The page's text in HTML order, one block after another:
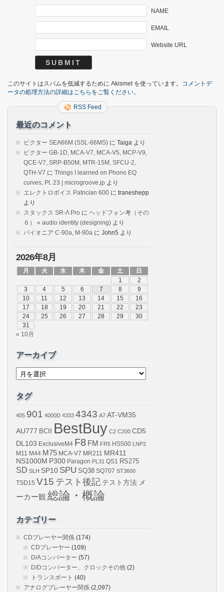
NAME
EMAIL
Website URL
このサイトはスパムを低減するために Akismet を使っています。 コメントデ
ータの処理方法の詳細はこちらをご覧ください。
RSS Feed
最近のコメント
ビクター SEA66M (SSL-66MS) に Taiga より
ビクター GB-1D, MCA-V7, MCA-V5, MCP-V9,
QCE-V7, SRP-B50M, MTR-15M, SFCU-2,
QTH-V7 に Things I learned on Phono EQ
curves, Pt. 23 | microgroove.jp より
エレクトロボイス Patrician 600 に traneshepp
より
スタックス SR-Λ Pro に ヘッドフォン考（その
６） « audio identity (designing) より
パイオニア C-90a, M-90a に John5 より
2026年8月
月 火 水 木 金 土
日
1
2
3
4 5 6 7 8
9
10
11 12 13 14 15
16
17
18 19 20 21 22
23
24
25 26 27 28 29
30
31
« 10月
アーカイブ
ア
イ
ブ
タグ
405 901 4000D 4333 4343 A7 AT-VM35
AU777 BCII BestBuy C2 C200 CD5
DL103 ExclusiveM4 F8 FM FR5 HS500 LNP2
M11
M44 M75 MCA-V7 MR211 MR411
NS1000M P300 Paragon PL31 QS1 RS275
SD SLH SP10 SPU SQ38 SQ707 ST3600
TSD15 V15 テスト後記 テスト方法 メ
ーカー観 総論・概論
カテゴリー
CDプレーヤー関係 (174)
CDプレーヤー (109)
D/Aコンバーター (57)
D/Dコンバーター、クロックその他 (2)
トランスボート (40)
アナログプレーヤー関係 (2,097)